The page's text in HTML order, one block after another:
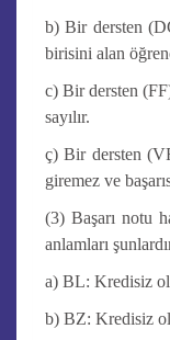
b) Bir dersten
birisini alan
c) Bir dersten
sayılır.
ç) Bir dersten
giremez ve
(3) Başarı notu
anlamları
a) BL: Kredisiz
b) BZ: Kredisiz